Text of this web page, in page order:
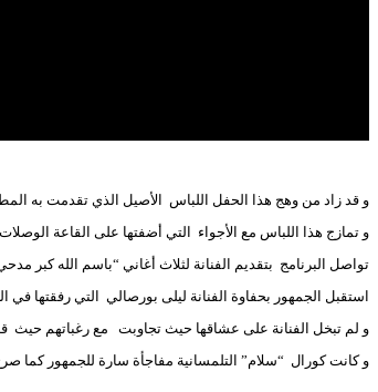
و قد زاد من وهج هذا الحفل اللباس الأصيل الذي تقدمت به
و تمازج هذا اللباس مع الأجواء التي أضفتها على القاعة
تواصل البرنامج بتقديم الفنانة لثلاث أغاني “باسم الله كبر
استقبل الجمهور بحفاوة الفنانة ليلى بورصالي التي رفقتها
و لم تبخل الفنانة على عشاقها حيث تجاوبت مع رغباتهم حيث
و كانت كورال “سلام” التلمسانية مفاجأة سارة للجمهور كما